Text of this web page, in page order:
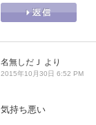
名無しだＪ より
2015年10月30日 6:52 PM
気持ち悪い